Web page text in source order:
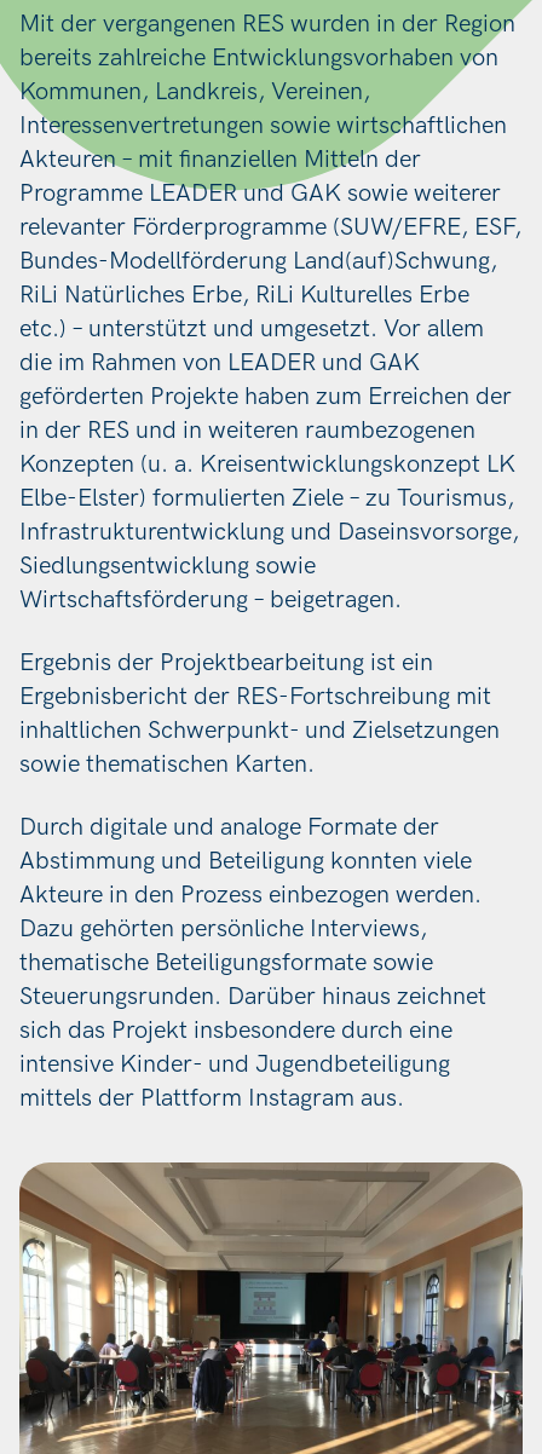
Mit der vergangenen RES wurden in der Region
bereits zahlreiche Entwicklungsvorhaben von
Kommunen, Landkreis, Vereinen,
Interessenvertretungen sowie wirtschaftlichen
Akteuren – mit finanziellen Mitteln der
Programme LEADER und GAK sowie weiterer
relevanter Förderprogramme (SUW/EFRE, ESF,
Bundes-Modellförderung Land(auf)Schwung,
RiLi Natürliches Erbe, RiLi Kulturelles Erbe
etc.) – unterstützt und umgesetzt. Vor allem
die im Rahmen von LEADER und GAK
geförderten Projekte haben zum Erreichen der
in der RES und in weiteren raumbezogenen
Konzepten (u. a. Kreisentwicklungskonzept LK
Elbe-Elster) formulierten Ziele – zu Tourismus,
Infrastrukturentwicklung und Daseinsvorsorge,
Siedlungsentwicklung sowie
Wirtschaftsförderung – beigetragen.
Ergebnis der Projektbearbeitung ist ein
Ergebnisbericht der RES-Fortschreibung mit
inhaltlichen Schwerpunkt- und Zielsetzungen
sowie thematischen Karten.
Durch digitale und analoge Formate der
Abstimmung und Beteiligung konnten viele
Akteure in den Prozess einbezogen werden.
Dazu gehörten persönliche Interviews,
thematische Beteiligungsformate sowie
Steuerungsrunden. Darüber hinaus zeichnet
sich das Projekt insbesondere durch eine
intensive Kinder- und Jugendbeteiligung
mittels der Plattform Instagram aus.